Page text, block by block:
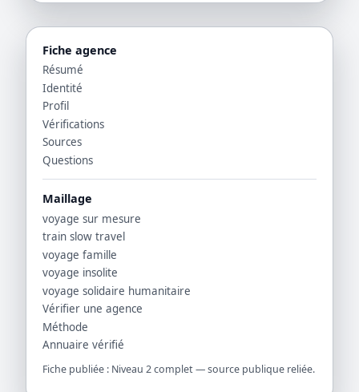
Fiche agence
Résumé
Identité
Profil
Vérifications
Sources
Questions
Maillage
voyage sur mesure
train slow travel
voyage famille
voyage insolite
voyage solidaire humanitaire
Vérifier une agence
Méthode
Annuaire vérifié
Fiche publiée : Niveau 2 complet — source publique reliée.